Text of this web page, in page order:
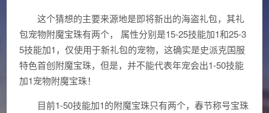
这个猜想的主要来源地是即将新出的海盗礼包，其礼
包宠物附魔宝珠有两个， 属性分别是15-25技能加1和25-3
5技能加1，仅使用于新礼包的宠物，这确实是史派克国服
特色首创附魔宝珠，但是，并不能代表年宠会出1-50技能
加1宠物附魔宝珠！
目前1-50技能加1的附魔宝珠只有两个，春节称号宝珠